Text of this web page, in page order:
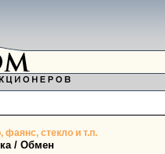
стекло и т.п.
/ Обмен